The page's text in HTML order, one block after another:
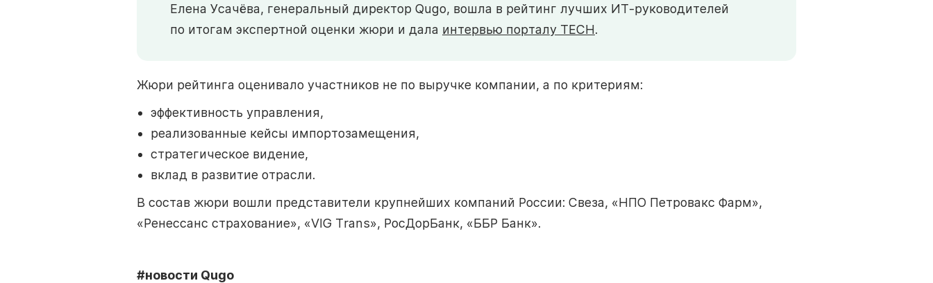
Елена Усачёва, генеральный директор Qugo, вошла в рейтинг лучших ИТ-руководителей
по итогам экспертной оценки жюри и дала интервью порталу TECH.
Жюри рейтинга оценивало участников не по выручке компании, а по критериям:
эффективность управления,
реализованные кейсы импортозамещения,
стратегическое видение,
вклад в развитие отрасли.
В состав жюри вошли представители крупнейших компаний России: Свеза, «НПО Петровакс Фарм»,
«Ренессанс страхование», «VIG Trans», РосДорБанк, «ББР Банк».
#новости Qugo